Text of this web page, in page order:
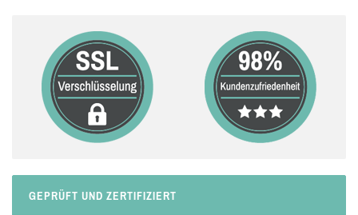
GEPRÜFT UND ZERTIFIZIERT